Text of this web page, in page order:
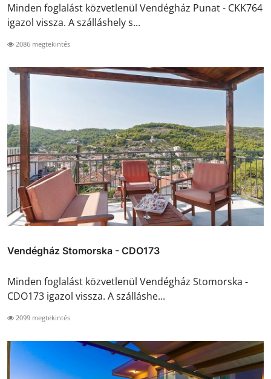
Minden foglalást közvetlenül Vendégház Punat - CKK764
igazol vissza. A szálláshely s...
2086 megtekintés
Vendégház Stomorska - CDO173
Minden foglalást közvetlenül Vendégház Stomorska -
CDO173 igazol vissza. A szálláshe...
2099 megtekintés